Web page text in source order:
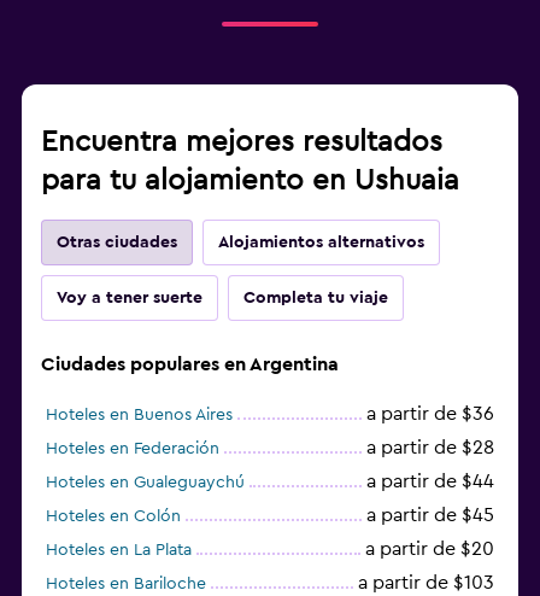
Encuentra mejores resultados
para tu alojamiento en Ushuaia
Otras ciudades Alojamientos alternativos
Voy a tener suerte Completa tu viaje
Ciudades populares en Argentina
Hoteles en Buenos Aires a partir de $36
Hoteles en Federación a partir de $28
Hoteles en Gualeguaychú a partir de $44
Hoteles en Colón a partir de $45
Hoteles en La Plata a partir de $20
Hoteles en Bariloche a partir de $103